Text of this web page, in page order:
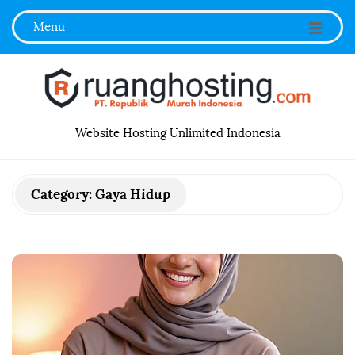
Menu
n
g
h
Website Hosting Unlimited Indonesia
Category:Gaya Hidup